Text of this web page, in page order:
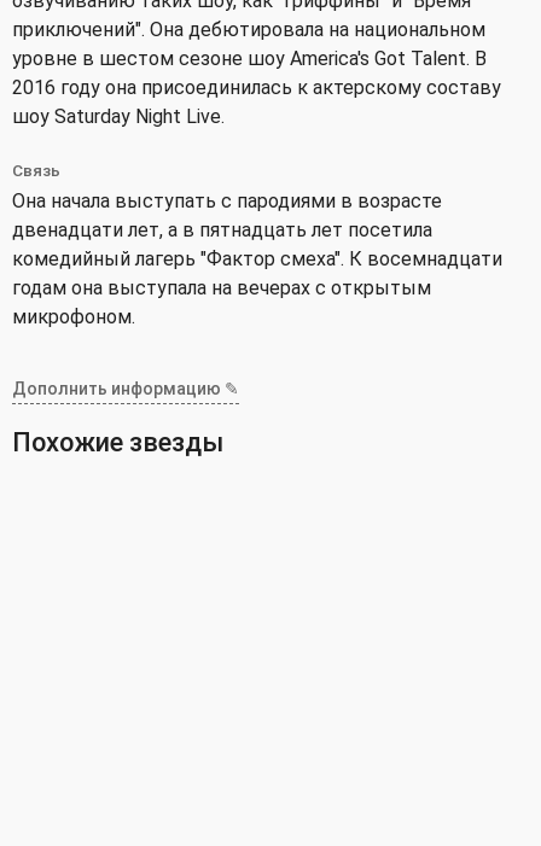
приключений". Она дебютировала на национальном
уровне в шестом сезоне шоу America's Got Talent. В
2016 году она присоединилась к актерскому составу
шоу Saturday Night Live.
Связь
Она начала выступать с пародиями в возрасте
двенадцати лет, а в пятнадцать лет посетила
комедийный лагерь "Фактор смеха". К восемнадцати
годам она выступала на вечерах с открытым
микрофоном.
Дополнить информацию ✎
Похожие звезды